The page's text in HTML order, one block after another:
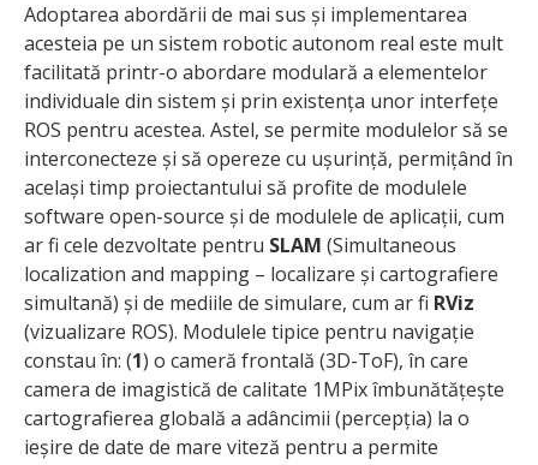
Adoptarea abordării de mai sus și implementarea
acesteia pe un sistem robotic autonom real este mult
facilitată printr-o abordare modulară a elementelor
individuale din sistem și prin existența unor interfețe
ROS pentru acestea. Astel, se permite modulelor să se
interconecteze și să opereze cu ușurință, permițând în
același timp proiectantului să profite de modulele
software open-source și de modulele de aplicații, cum
ar fi cele dezvoltate pentru SLAM (Simultaneous
localization and mapping – localizare și cartografiere
simultană) și de mediile de simulare, cum ar fi RViz
(vizualizare ROS). Modulele tipice pentru navigație
constau în: (1) o cameră frontală (3D-ToF), în care
camera de imagistică de calitate 1MPix îmbunătățește
cartografierea globală a adâncimii (percepția) la o
ieșire de date de mare viteză pentru a permite